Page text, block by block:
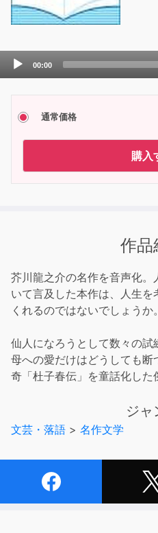
Audio
00:00
通常価格
購入
作品
芥川龍之介の名作を音声化
いて言及した本作は、人生
くれるのではないでしょうか。
仙人になろうとして数々の
母への愛だけはどうしても
奇「杜子春伝」を童話化した
ジャ
文芸・落語 > 名作文学